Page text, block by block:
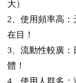
大）
2、使用頻率高
在目！
3、流動性較廣
體！
4、使用人群多